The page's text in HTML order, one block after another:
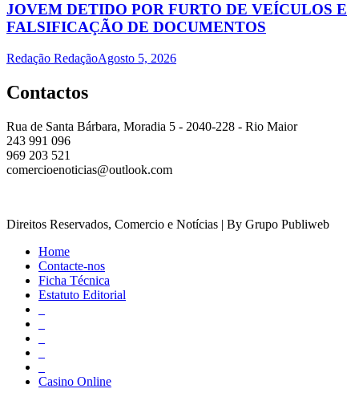
JOVEM DETIDO POR FURTO DE VEÍCULOS E
FALSIFICAÇÃO DE DOCUMENTOS
Redação RedaçãoAgosto 5, 2026
Contactos
Rua de Santa Bárbara, Moradia 5 - 2040-228 - Rio Maior
243 991 096
969 203 521
comercioenoticias@outlook.com
Direitos Reservados, Comercio e Notícias | By Grupo Publiweb
Home
Contacte-nos
Ficha Técnica
Estatuto Editorial
Casino Online